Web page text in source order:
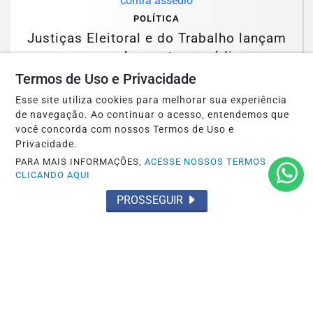
POLÍTICA
Justiças Eleitoral e do Trabalho lançam
campanha contra assédio
Saiba Mais
Mais de 830 mil celulares foram
Termos de Uso e Privacidade
Esse site utiliza cookies para melhorar sua experiência
de navegação. Ao continuar o acesso, entendemos que
você concorda com nossos Termos de Uso e
Privacidade.
PARA MAIS INFORMAÇÕES,ACESSE NOSSOS TERMOS
CLICANDO AQUI
PROSSEGUIR